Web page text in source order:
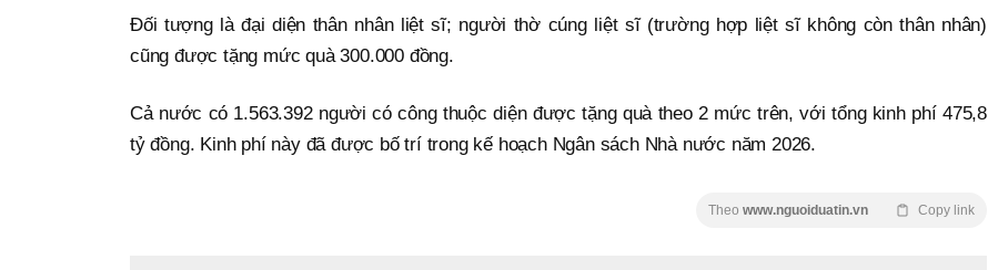
Đối tượng là đại diện thân nhân liệt sĩ; người thờ cúng liệt sĩ (trường hợp liệt sĩ không còn thân nhân)
cũng được tặng mức quà 300.000 đồng.
Cả nước có 1.563.392 người có công thuộc diện được tặng quà theo 2 mức trên, với tổng kinh phí 475,8
tỷ đồng. Kinh phí này đã được bố trí trong kế hoạch Ngân sách Nhà nước năm 2026.
Theo www.nguoiduatin.vn Copy link